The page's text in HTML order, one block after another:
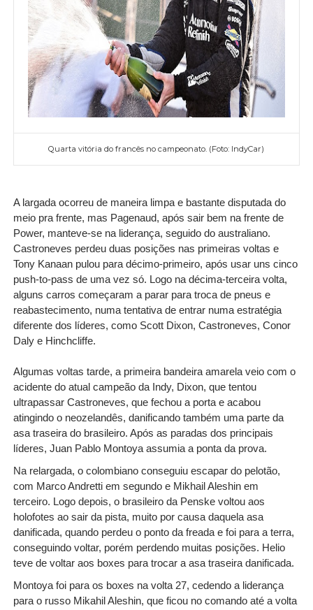
Quarta vitória do francês no campeonato. (Foto: IndyCar)
A largada ocorreu de maneira limpa e bastante disputada do
meio pra frente, mas Pagenaud, após sair bem na frente de
Power, manteve-se na liderança, seguido do australiano.
Castroneves perdeu duas posições nas primeiras voltas e
Tony Kanaan pulou para décimo-primeiro, após usar uns cinco
push-to-pass de uma vez só. Logo na décima-terceira volta,
alguns carros começaram a parar para troca de pneus e
reabastecimento, numa tentativa de entrar numa estratégia
diferente dos líderes, como Scott Dixon, Castroneves, Conor
Daly e Hinchcliffe.
Algumas voltas tarde, a primeira bandeira amarela veio com o
acidente do atual campeão da Indy, Dixon, que tentou
ultrapassar Castroneves, que fechou a porta e acabou
atingindo o neozelandês, danificando também uma parte da
asa traseira do brasileiro. Após as paradas dos principais
líderes, Juan Pablo Montoya assumia a ponta da prova.
Na relargada, o colombiano conseguiu escapar do pelotão,
com Marco Andretti em segundo e Mikhail Aleshin em
terceiro. Logo depois, o brasileiro da Penske voltou aos
holofotes ao sair da pista, muito por causa daquela asa
danificada, quando perdeu o ponto da freada e foi para a terra,
conseguindo voltar, porém perdendo muitas posições. Helio
teve de voltar aos boxes para trocar a asa traseira danificada.
Montoya foi para os boxes na volta 27, cedendo a liderança
para o russo Mikahil Aleshin, que ficou no comando até a volta